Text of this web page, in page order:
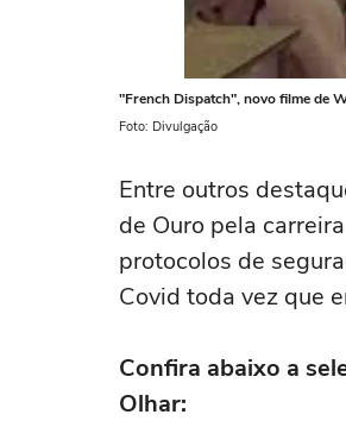
"French Dispatch", novo filme de
Foto: Divulgação
Entre outros
de Ouro pela
protocolos de
Covid toda vez que
Confira abaixo a
Olhar: